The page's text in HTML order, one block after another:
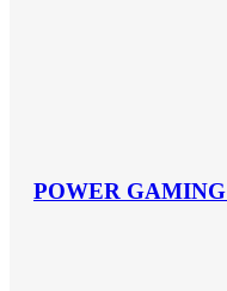
منبع تغذیه کامپیوتر گرین گیمینگ POWER GAMING